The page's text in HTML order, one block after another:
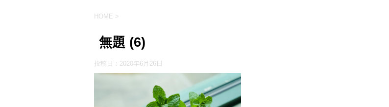
HOME >
無題 (6)
投稿日： 2020年6月26日